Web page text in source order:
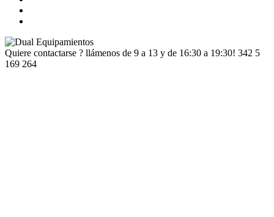
Quiere contactarse ? llámenos de 9 a 13 y de 16:30 a 19:30! 342 5
169 264